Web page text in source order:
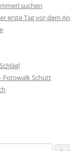
suchen
erste Tag vor dem
Fotowalk Schütt